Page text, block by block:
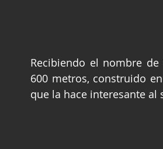
Recibiendo el nombre de
600 metros, construido
que la hace interesante